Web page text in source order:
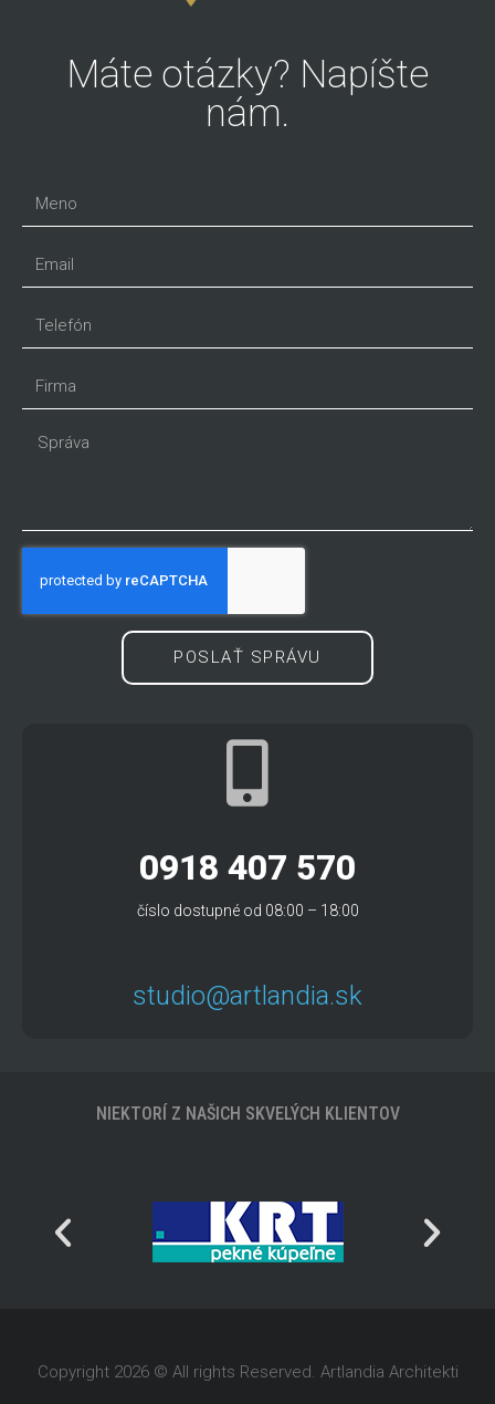
Máte otázky? Napíšte
nám.
POSLAŤ SPRÁVU
0918 407 570
číslo dostupné od 08:00 – 18:00
studio@artlandia.sk
NIEKTORÍ Z NAŠICH SKVELÝCH KLIENTOV
Copyright 2026 © All rights Reserved. Artlandia Architekti